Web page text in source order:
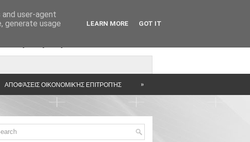
ΑΠΟΦΆΣΕΙΣ ΟΙΚΟΝΟΜΙΚΉΣ ΕΠΙΤΡΟΠΉΣ »
user-agent
generate usage
LEARN MORE GOT IT